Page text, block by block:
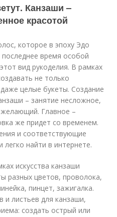
Канзаши –
красотой
которое в эпоху Эдо
время особой
вид рукоделия. В рамках
не только
целые букеты. Создание
– занятие несложное,
Главное –
же придет со временем.
и соответствующие
найти в интернете.
искусства канзаши
разных цветов, проволока,
пинцет, зажигалка.
и листьев для канзаши,
создать острый или